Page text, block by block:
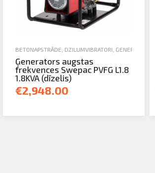
JAUNA TEHNIKA
BETONAPSTRĀDE DZIĻUMVIBRATORI ĢENERATORI
Ģenerators augstas
frekvences Swepac PVFG L1.8
1.8KVA (dīzelis)
€2,948.00